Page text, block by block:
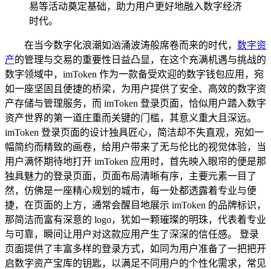
易等活动奠定基础，助力用户更好地融入数字经济
时代。
在当今数字化浪潮如汹涌波涛般席卷而来的时代， 数字资
产的管理与交易的重要性日益凸显，在这个充满机遇与挑战的
数字领域中，imToken 作为一款备受欢迎的数字钱包应用，宛
如一座坚固且便捷的桥梁，为用户提供了安全、高效的数字资
产存储与管理服务，而 imToken 登录页面，恰似用户踏入数字
资产世界的第一道庄重而关键的门槛，其意义重大且深远。
imToken 登录页面的设计独具匠心，简洁却不失直观，宛如一
幅简约而精致的画卷，给用户带来了无与伦比的视觉体验，当
用户满怀期待地打开 imToken 应用时，首先映入眼帘的便是那
独具魅力的登录页面，页面布局清晰有序，主要元素一目了
然，仿佛是一座精心规划的城市，每一处都透露着专业与便
捷，在页面的上方，通常会醒目地展示 imToken 的品牌标识，
那简洁而富有深意的 logo，犹如一颗璀璨的明珠，代表着专业
与可靠，瞬间让用户对这款应用产生了深深的信任感。 登录
页面提供了丰富多样的登录方式，如同为用户准备了一把把开
启数字资产宝库的钥匙，以满足不同用户的个性化需求，常见